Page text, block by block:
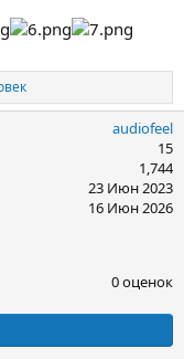
audiofeel
15
1,744
23 Июн 2023
16 Июн 2026
0 оценок